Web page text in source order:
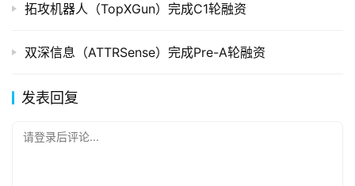
拓攻机器人（TopXGun）完成C1轮融资
双深信息（ATTRSense）完成Pre-A轮融资
发表回复
请登录后评论...